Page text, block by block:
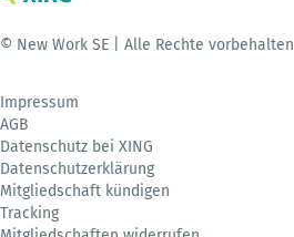
© New Work SE | Alle Rechte vorbehalten
Impressum
AGB
Datenschutz bei XING
Datenschutzerklärung
Mitgliedschaft kündigen
Tracking